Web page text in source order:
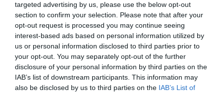
targeted advertising by us, please use the below opt-out
section to confirm your selection. Please note that after your
opt-out request is processed you may continue seeing
interest-based ads based on personal information utilized by
us or personal information disclosed to third parties prior to
your opt-out. You may separately opt-out of the further
disclosure of your personal information by third parties on the
IAB’s list of downstream participants. This information may
also be disclosed by us to third parties on the IAB’s List of
Appel aux lecteurs !
Soutenez Air Journal participezà son
développement !
NOUS SOUTENIR